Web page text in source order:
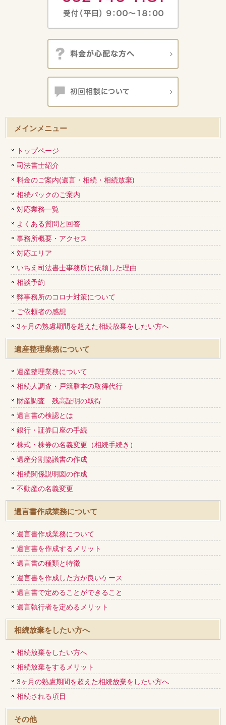
メインメニュー
トップページ
司法書士紹介
料金のご案内(遺言・相続・相続放棄)
相続パックのご案内
対応業務一覧
よくある質問と回答
事務所概要・アクセス
対応エリア
いちえ司法書士事務所に依頼した理由
相談予約
弊事務所のコロナ対策について
ご依頼者の感想
3ヶ月の熟慮期間を超えた相続放棄をしたい方へ
遺産整理業務について
遺産整理業務について
相続人調査・戸籍謄本の取得代行
財産調査 残高証明の取得
遺言書の検認とは
銀行・証券口座の手続
株式・株券の名義変更（相続手続き）
遺産分割協議書の作成
相続関係説明図の作成
不動産の名義変更
遺言書作成業務について
遺言書作成業務について
遺言書を作成するメリット
遺言書の種類と特徴
遺言書を作成した方が良いケース
遺言書で定めることができること
遺言執行者を定めるメリット
相続放棄をしたい方へ
相続放棄をしたい方へ
相続放棄をするメリット
3ヶ月の熟慮期間を超えた相続放棄をしたい方へ
相続される項目
その他